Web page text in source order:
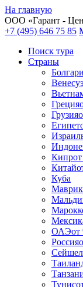
На главную
ООО «Гарант -
+7 (495) 646 75 85
Поиск тура
Cтраны
Греция
Грузия
Египет
Кипр
Китай
Куба
ОАЭот
Россия
Тунис